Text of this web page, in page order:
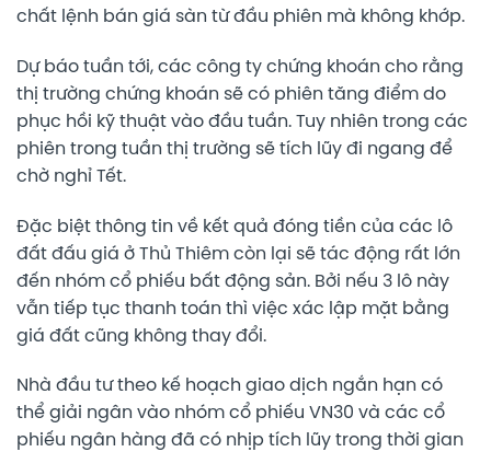
chất lệnh bán giá sàn từ đầu phiên mà không khớp.
Dự báo tuần tới, các công ty chứng khoán cho rằng
thị trường chứng khoán sẽ có phiên tăng điểm do
phục hồi kỹ thuật vào đầu tuần. Tuy nhiên trong các
phiên trong tuần thị trường sẽ tích lũy đi ngang để
chờ nghỉ Tết.
Đặc biệt thông tin về kết quả đóng tiền của các lô
đất đấu giá ở Thủ Thiêm còn lại sẽ tác động rất lớn
đến nhóm cổ phiếu bất động sản. Bởi nếu 3 lô này
vẫn tiếp tục thanh toán thì việc xác lập mặt bằng
giá đất cũng không thay đổi.
Nhà đầu tư theo kế hoạch giao dịch ngắn hạn có
thể giải ngân vào nhóm cổ phiếu VN30 và các cổ
phiếu ngân hàng đã có nhịp tích lũy trong thời gian